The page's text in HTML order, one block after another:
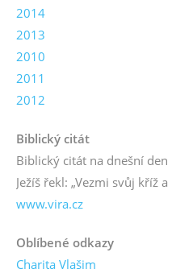
2014
2013
2010
2011
2012
Biblický citát
Biblický citát na dnešní den
Ježíš řekl: „Vezmi svůj kříž
www.vira.cz
Oblíbené odkazy
Charita Vlašim